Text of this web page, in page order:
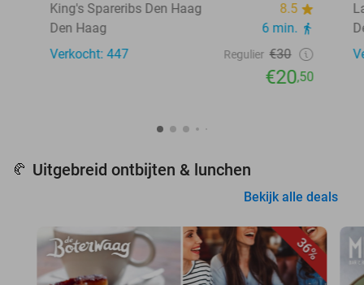
King's Spareribs Den Haag
8.5
Den Haag
6 min.
Verkocht: 447
Regulier €30
€20,50
🥐 Uitgebreid ontbijten & lunchen
Bekijk alle deals
36%